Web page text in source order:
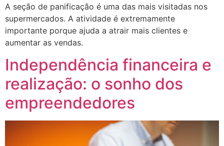
A seção de panificação é uma das mais visitadas nos
supermercados. A atividade é extremamente
importante porque ajuda a atrair mais clientes e
aumentar as vendas.
Independência financeira e
realização: o sonho dos
empreendedores